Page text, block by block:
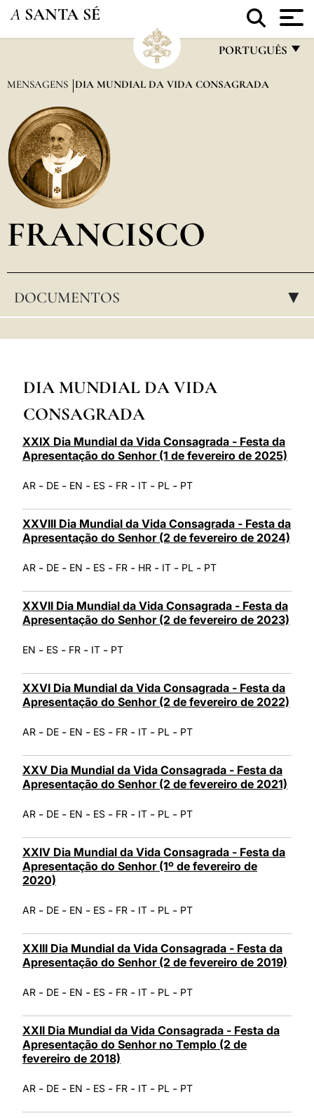
A SANTA SÉ
PORTUGUÊS
FRANÇAIS
العربيّة
MENSAGENS DIA MUNDIAL DA VIDA CONSAGRADA
FRANCISCO
DOCUMENTOS ▸
DIA MUNDIAL DA VIDA
CONSAGRADA
XXIX Dia Mundial da Vida Consagrada - Festa da
Apresentação do Senhor (1 de fevereiro de 2025)
AR - DE - EN - ES - FR - IT - PL - PT
XXVIII Dia Mundial da Vida Consagrada - Festa da
Apresentação do Senhor (2 de fevereiro de 2024)
AR - DE - EN - ES - FR - HR - IT - PL - PT
XXVII Dia Mundial da Vida Consagrada - Festa da
Apresentação do Senhor (2 de fevereiro de 2023)
EN - ES - FR - IT - PT
XXVI Dia Mundial da Vida Consagrada - Festa da
Apresentação do Senhor (2 de fevereiro de 2022)
AR - DE - EN - ES - FR - IT - PL - PT
XXV Dia Mundial da Vida Consagrada - Festa da
Apresentação do Senhor (2 de fevereiro de 2021)
AR - DE - EN - ES - FR - IT - PL - PT
XXIV Dia Mundial da Vida Consagrada - Festa da
Apresentação do Senhor (1º de fevereiro de
2020)
AR - DE - EN - ES - FR - IT - PL - PT
XXIII Dia Mundial da Vida Consagrada - Festa da
Apresentação do Senhor (2 de fevereiro de 2019)
AR - DE - EN - ES - FR - IT - PL - PT
XXII Dia Mundial da Vida Consagrada - Festa da
Apresentação do Senhor no Templo (2 de
fevereiro de 2018)
AR - DE - EN - ES - FR - IT - PL - PT